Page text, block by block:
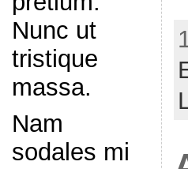
Nunc ut
tristique
massa.
Nam
sodales mi